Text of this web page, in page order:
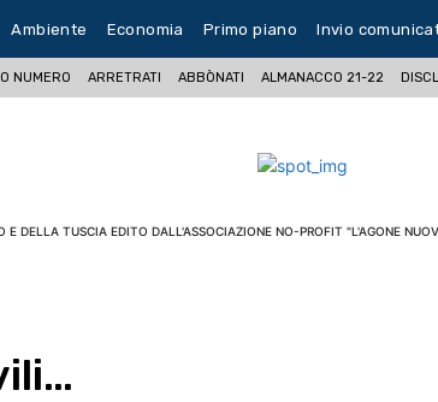
Ambiente Economia Primo piano Invio
NUMERO ARRETRATI ABBÒNATI ALMANACCO 21-22
E DELLA TUSCIA EDITO DALL'ASSOCIAZIONE NO-PROFIT "L'AGONE